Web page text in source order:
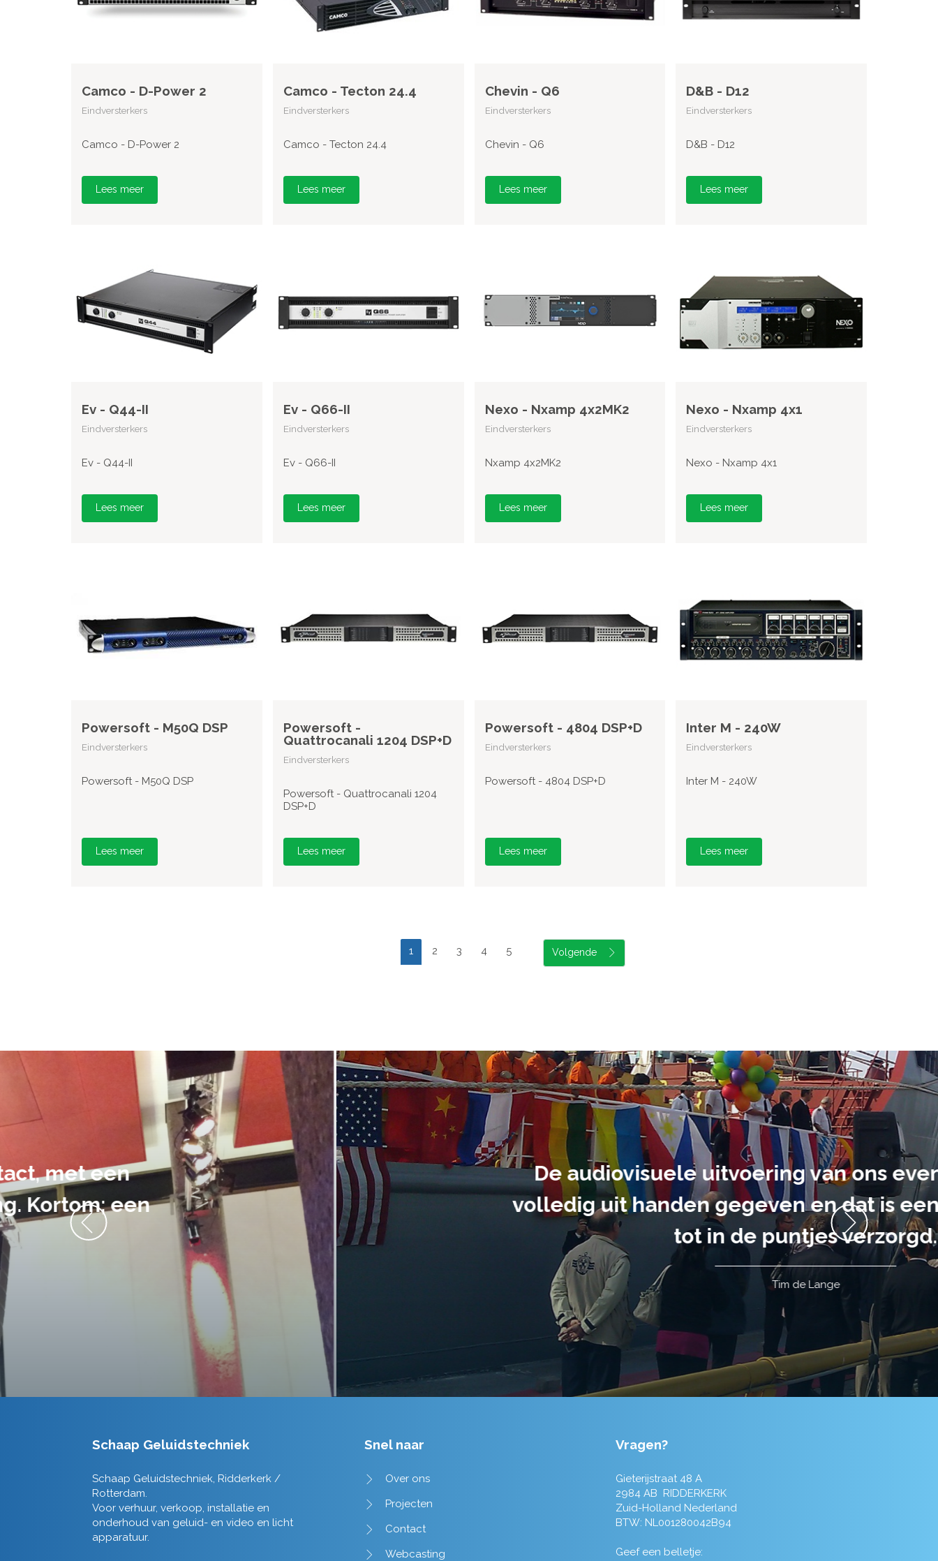
Camco - D-Power 2
Eindversterkers
Camco - D-Power 2
Lees meer
Camco - Tecton 24.4
Eindversterkers
Camco - Tecton 24.4
Lees meer
Chevin - Q6
Eindversterkers
Chevin - Q6
Lees meer
D&B - D12
Eindversterkers
D&B - D12
Lees meer
Ev - Q44-II
Eindversterkers
Ev - Q44-II
Lees meer
Ev - Q66-II
Eindversterkers
Ev - Q66-II
Lees meer
Nexo - Nxamp 4x2MK2
Eindversterkers
Nxamp 4x2MK2
Lees meer
Nexo - Nxamp 4x1
Eindversterkers
Nexo - Nxamp 4x1
Lees meer
Powersoft - M50Q DSP
Eindversterkers
Powersoft - M50Q DSP
Lees meer
Powersoft -
Quattrocanali 1204 DSP+D
Eindversterkers
Powersoft - Quattrocanali 1204
DSP+D
Lees meer
Powersoft - 4804 DSP+D
Eindversterkers
Powersoft - 4804 DSP+D
Lees meer
Inter M - 240W
Eindversterkers
Inter M - 240W
Lees meer
1 2 3 4 5
De audiovisuele uitvoering van ons evenement heb ik
volledig uit handen gegeven en dat is een aanrader! Alles
tot in de puntjes verzorgd.
Schaap Geluidstechniek
Schaap Geluidstechniek, Ridderkerk /
Rotterdam.
Voor verhuur, verkoop, installatie en
onderhoud van geluid- en video en licht
apparatuur.
Snel naar
Over ons
Projecten
Contact
Webcasting
Vragen?
Gieterijstraat 48 A
2984 AB RIDDERKERK
Zuid-Holland Nederland
BTW: NL001280042B94
Geef een belletje: